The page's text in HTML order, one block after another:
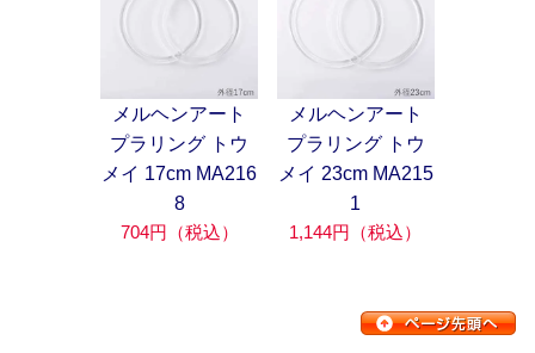
メルヘンアート
プラリング トウ
メイ 17cm MA216
8
704円（税込）
メルヘンアート
プラリング トウ
メイ 23cm MA215
1
1,144円（税込）